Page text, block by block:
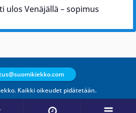
ulos Venäjällä – sopimus
Kaikki oikeudet pidätetään.